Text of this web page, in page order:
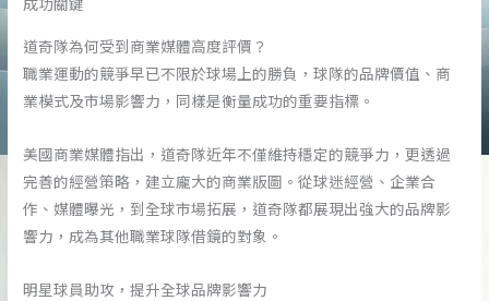
道奇隊為何受到商業媒體高度評價？
職業運動的競爭早已不限於球場上的勝負，球隊的品牌價值、商
業模式及市場影響力，同樣是衡量成功的重要指標。
美國商業媒體指出，道奇隊近年不僅維持穩定的競爭力，更透過
完善的經營策略，建立龐大的商業版圖。從球迷經營、企業合
作、媒體曝光，到全球市場拓展，道奇隊都展現出強大的品牌影
響力，成為其他職業球隊借鏡的對象。
明星球員助攻，提升全球品牌影響力